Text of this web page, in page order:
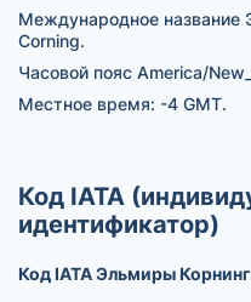
Международное название
Corning.
Часовой пояс America/
Местное время: -4 GMT.
Код IATA
идентификатор)
Код IATA Эльмиры